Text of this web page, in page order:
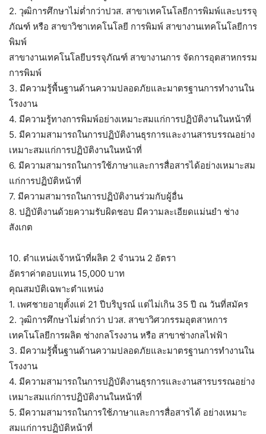
2. วุฒิการศึกษาไม่ต่ำกว่าปวส. สาขาเทคโนโลยีการพิมพ์และบรรจุ
ภัณฑ์ หรือ สาขาวิชาเทคโนโลยี การพิมพ์ สาขางานเทคโนโลยีการ
พิมพ์
สาขางานเทคโนโลยีบรรจุภัณฑ์ สาขางานการ จัดการอุตสาหกรรม
การพิมพ์
3. มีความรู้พื้นฐานด้านความปลอดภัยและมาตรฐานการทำงานใน
โรงงาน
4. มีความรู้ทางการพิมพ์อย่างเหมาะสมแก่การปฏิบัติงานในหน้าที่
5. มีความสามารถในการปฏิบัติงานธุรการและงานสารบรรณอย่าง
เหมาะสมแก่การปฏิบัติงานในหน้าที่
6. มีความสามารถในการใช้ภาษาและการสื่อสารได้อย่างเหมาะสม
แก่การปฏิบัติหน้าที่
7. มีความสามารถในการปฏิบัติงานร่วมกับผู้อื่น
8. ปฏิบัติงานด้วยความรับผิดชอบ มีความละเอียดแม่นยำ ช่าง
สังเกต
10. ตำแหน่งเจ้าหน้าที่ผลิต 2 จำนวน 2 อัตรา
อัตราค่าตอบแทน 15,000 บาท
คุณสมบัติเฉพาะตำแหน่ง
1. เพศชายอายุตั้งแต่ 21 ปีบริบูรณ์ แต่ไม่เกิน 35 ปี ณ วันที่สมัคร
2. วุฒิการศึกษาไม่ต่ำกว่า ปวส. สาขาวิศวกรรมอุตสาหการ
เทคโนโลยีการผลิต ช่างกลโรงงาน หรือ สาขาช่างกลไฟฟ้า
3. มีความรู้พื้นฐานด้านความปลอดภัยและมาตรฐานการทำงานใน
โรงงาน
4. มีความสามารถในการปฏิบัติงานธุรการและงานสารบรรณอย่าง
เหมาะสมแก่การปฏิบัติงานในหน้าที่
5. มีความสามารถในการใช้ภาษาและการสื่อสารได้ อย่างเหมาะ
สมแก่การปฏิบัติหน้าที่